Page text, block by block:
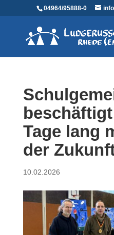
04964/95888-0
Tage lang
der
10.02.2026